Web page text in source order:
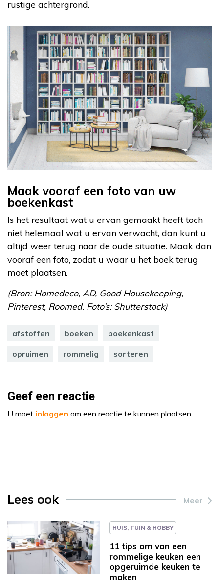
rustige achtergrond.
Maak vooraf een foto van uw
boekenkast
Is het resultaat wat u ervan gemaakt heeft toch
niet helemaal wat u ervan verwacht, dan kunt u
altijd weer terug naar de oude situatie. Maak dan
vooraf een foto, zodat u waar u het boek terug
moet plaatsen.
(Bron: Homedeco, AD, Good Housekeeping,
Pinterest, Roomed. Foto’s: Shutterstock)
afstoffen boeken boekenkast
opruimen rommelig sorteren
Geef een reactie
U moet inloggen om een reactie te kunnen plaatsen.
Lees ook Meer
HUIS, TUIN & HOBBY
11 tips om van een
rommelige keuken een
opgeruimde keuken te
maken